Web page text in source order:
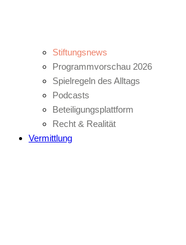
Stiftungsnews
Programmvorschau 2026
Spielregeln des Alltags
Podcasts
Beteiligungsplattform
Recht & Realität
Vermittlung